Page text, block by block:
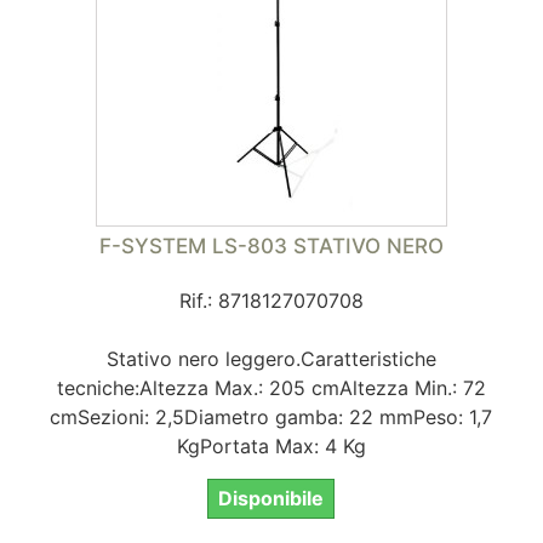
F-SYSTEM LS-803 STATIVO NERO
Rif.: 8718127070708
Stativo nero leggero.Caratteristiche
tecniche:Altezza Max.: 205 cmAltezza Min.: 72
cmSezioni: 2,5Diametro gamba: 22 mmPeso: 1,7
KgPortata Max: 4 Kg
Disponibile